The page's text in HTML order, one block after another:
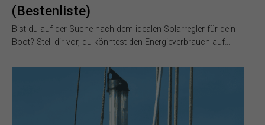
(Bestenliste)
Bist du auf der Suche nach dem idealen Solarregler für dein
Boot? Stell dir vor, du könntest den Energieverbrauch auf…